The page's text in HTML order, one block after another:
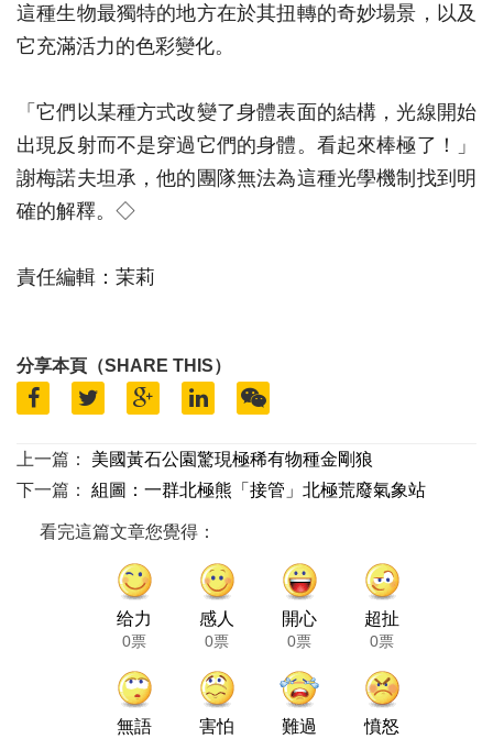
這種生物最獨特的地方在於其扭轉的奇妙場景，以及
它充滿活力的色彩變化。
「它們以某種方式改變了身體表面的結構，光線開始
出現反射而不是穿過它們的身體。看起來棒極了！」
謝梅諾夫坦承，他的團隊無法為這種光學機制找到明
確的解釋。◇
責任編輯：茉莉
分享本頁（SHARE THIS）
上一篇：
美國黃石公園驚現極稀有物種金剛狼
下一篇：
組圖：一群北極熊「接管」北極荒廢氣象站
看完這篇文章您覺得：
给力
0票
感人
0票
開心
0票
超扯
0票
無語 害怕 難過 憤怒